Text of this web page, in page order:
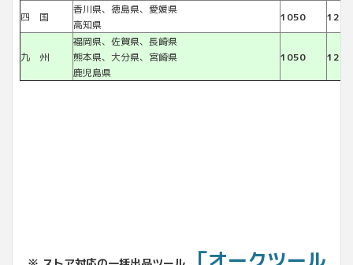
四 国
香川県、徳島県、愛媛県
高知県
1050 1200
九 州
福岡県、佐賀県、長崎県
熊本県、大分県、宮崎県
鹿児島県
1050 1200
「オークツール